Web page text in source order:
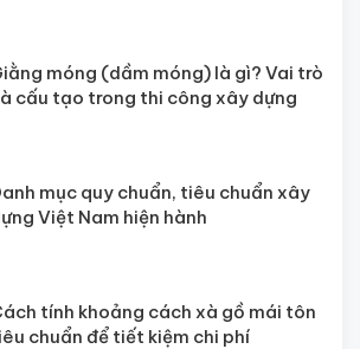
móng (dầm móng) là gì? Vai trò
cấu tạo trong thi công xây dựng
mục quy chuẩn, tiêu chuẩn xây
Việt Nam hiện hành
tính khoảng cách xà gồ mái tôn
chuẩn để tiết kiệm chi phí